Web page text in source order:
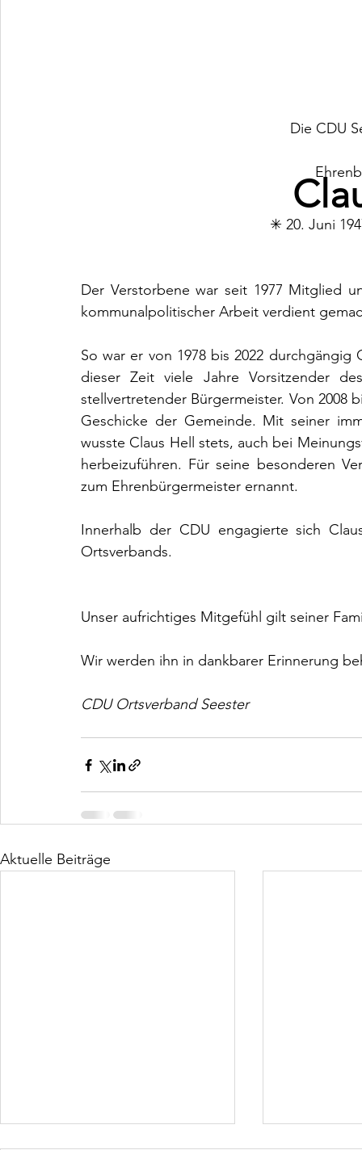
Die CDU
✳ 20. Juni
Der Verstorbene war seit 1977 Mitglied
kommunalpolitischer Arbeit verdient
So war er von 1978 bis 2022
dieser Zeit viele Jahre Vorsitzender
stellvertretender Bürgermeister. Von 2008
Geschicke der Gemeinde. Mit seiner
wusste Claus Hell stets, auch bei
herbeizuführen. Für seine besonderen
zum Ehrenbürgermeister ernannt.
Innerhalb der CDU engagierte sich
Ortsverbands.
Unser aufrichtiges Mitgefühl gilt seiner
Wir werden ihn in dankbarer Erinnerung
CDU Ortsverband Seester
Aktuelle Beiträge